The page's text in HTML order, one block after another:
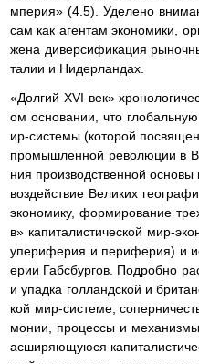
мперия» (4.5). Уделено
сам как агентам экономики,
жена диверсификация
талии и Нидерландах.
«Долгий XVI век»
ом основании, что
ир-системы (которой
промышленной революции в
ния производственной
воздействие Великих
экономику, формирование
в» капиталистической мир-
упериферия и периферия) и
ерии Габсбургов. Подробно
и упадка голландской и
кой мир-системе,
монии, процессы и
асширяющуюся